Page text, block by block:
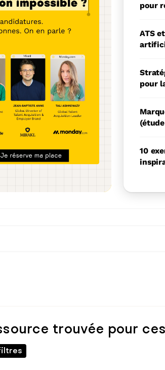
pour
ATS
pour
10
de recherche auquel est associée une
trouvée pour